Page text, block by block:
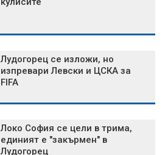
Лудогорец се изложи, но
изпревари Левски и ЦСКА за
FIFA
Локо София се цели в трима,
единият е "закърмен" в
Лудогорец